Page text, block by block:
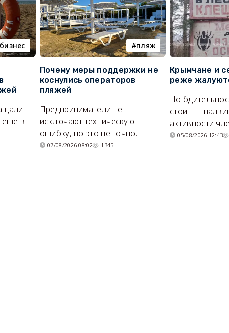
бизнес
еще в
пляж
Почему меры поддержки не
коснулись операторов
пляжей
Предприниматели не
исключают техническую
ошибку, но это не точно.
07/08/2026 08:02 1345
Крымчане и
реже
Но
стоит —
активности
05/08/2026 12:43